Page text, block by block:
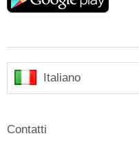
Italiano
Contatti